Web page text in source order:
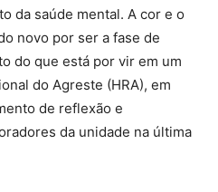
da saúde mental. A cor e o
novo por ser a fase de
do que está por vir em um
do Agreste (HRA), em
de reflexão e
da unidade na última